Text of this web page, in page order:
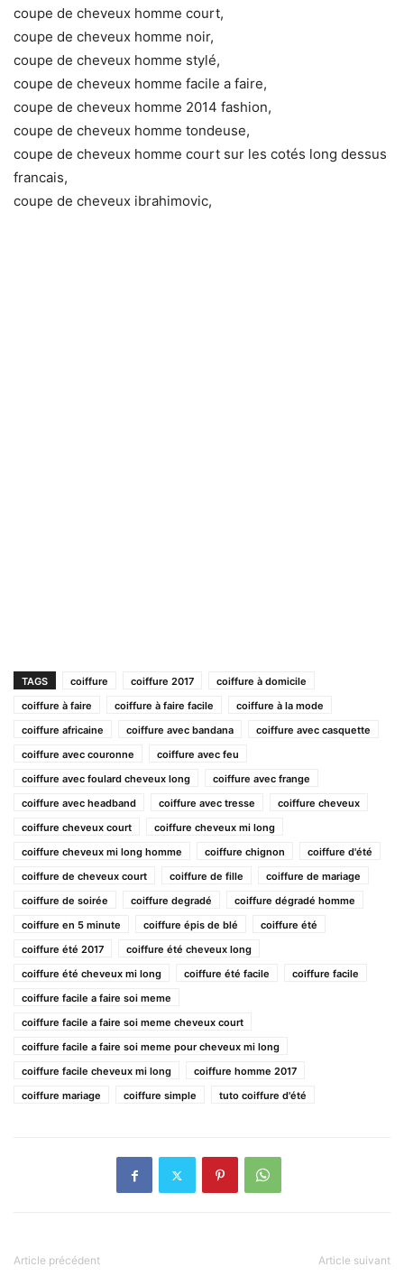
coupe de cheveux homme court,
coupe de cheveux homme noir,
coupe de cheveux homme stylé,
coupe de cheveux homme facile a faire,
coupe de cheveux homme 2014 fashion,
coupe de cheveux homme tondeuse,
coupe de cheveux homme court sur les cotés long dessus
francais,
coupe de cheveux ibrahimovic,
TAGS coiffure coiffure 2017
coiffure à domicile
coiffure à faire
coiffure à faire facile
coiffure à la mode
coiffure africaine
coiffure avec bandana
coiffure avec casquette
coiffure avec couronne
coiffure avec feu
coiffure avec foulard cheveux long
coiffure avec frange
coiffure avec headband
coiffure avec tresse
coiffure cheveux
coiffure cheveux court
coiffure cheveux mi long
coiffure cheveux mi long homme
coiffure chignon
coiffure d'été
coiffure de cheveux court
coiffure de fille
coiffure de mariage
coiffure de soirée
coiffure degradé
coiffure dégradé homme
coiffure en 5 minute
coiffure épis de blé
coiffure été
coiffure été 2017
coiffure été cheveux long
coiffure été cheveux mi long
coiffure été facile
coiffure facile
coiffure facile a faire soi meme
coiffure facile a faire soi meme cheveux court
coiffure facile a faire soi meme pour cheveux mi long
coiffure facile cheveux mi long
coiffure homme 2017
coiffure mariage
coiffure simple tuto coiffure d'été
Article précédent Article suivant